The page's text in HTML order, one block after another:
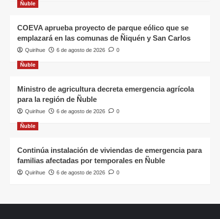
Ñuble
COEVA aprueba proyecto de parque eólico que se
emplazará en las comunas de Ñiquén y San Carlos
Quirihue 6 de agosto de 2026 0
Ñuble
Ministro de agricultura decreta emergencia agrícola
para la región de Ñuble
Quirihue 6 de agosto de 2026 0
Ñuble
Continúa instalación de viviendas de emergencia para
familias afectadas por temporales en Ñuble
Quirihue 6 de agosto de 2026 0